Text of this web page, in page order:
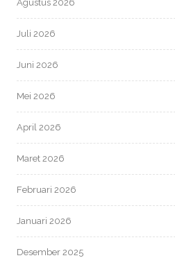
Agustus 2026
Juli 2026
Juni 2026
Mei 2026
April 2026
Maret 2026
Februari 2026
Januari 2026
Desember 2025